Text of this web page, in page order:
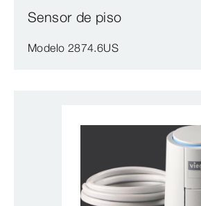
Sensor de piso
Modelo 2874.6US